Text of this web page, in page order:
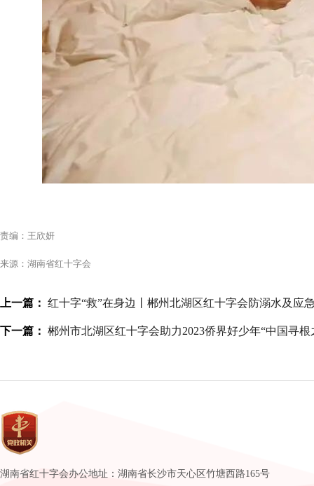
责编：王欣妍
来源：湖南省红十字会
上一篇： 红十字“救”在身边丨郴州北湖区红十字会防溺水及应
下一篇： 郴州市北湖区红十字会助力2023侨界好少年“中国寻
湖南省红十字会办公地址：湖南省长沙市天心区竹塘西路165号